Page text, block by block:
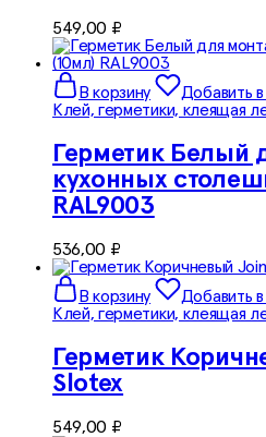
549,00 ₽
В корзину
Добавить
Клей, герметики, клеящая
Герметик Белый
кухонных
RAL9003
536,00 ₽
В корзину
Добавить
Клей, герметики, клеящая
Герметик
Slotex
549,00 ₽